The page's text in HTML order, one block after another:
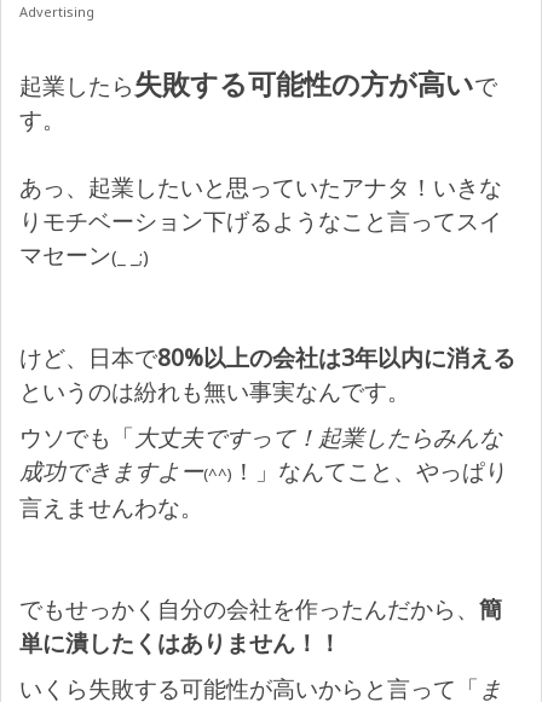
Advertising
起業したら失敗する可能性の方が高いで
す。
あっ、起業したいと思っていたアナタ！いきな
りモチベーション下げるようなこと言ってスイ
マセーン(_ _;)
けど、日本で80%以上の会社は3年以内に消える
というのは紛れも無い事実なんです。
ウソでも「大丈夫ですって！起業したらみんな
成功できますよー(^^) ！」なんてこと、やっぱり
言えませんわな。
でもせっかく自分の会社を作ったんだから、 簡
単に潰したくはありません！！
いくら失敗する可能性が高いからと言って「ま